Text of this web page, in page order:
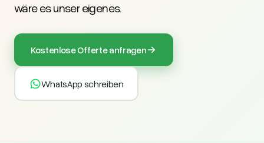
wäre es unser eigenes.
Kostenlose Offerte anfragen
WhatsApp schreiben